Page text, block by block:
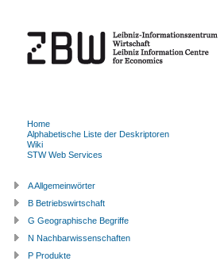
Home
Alphabetische Liste der Deskriptoren
Wiki
STW Web Services
A Allgemeinwörter
B Betriebswirtschaft
G Geographische Begriffe
N Nachbarwissenschaften
P Produkte